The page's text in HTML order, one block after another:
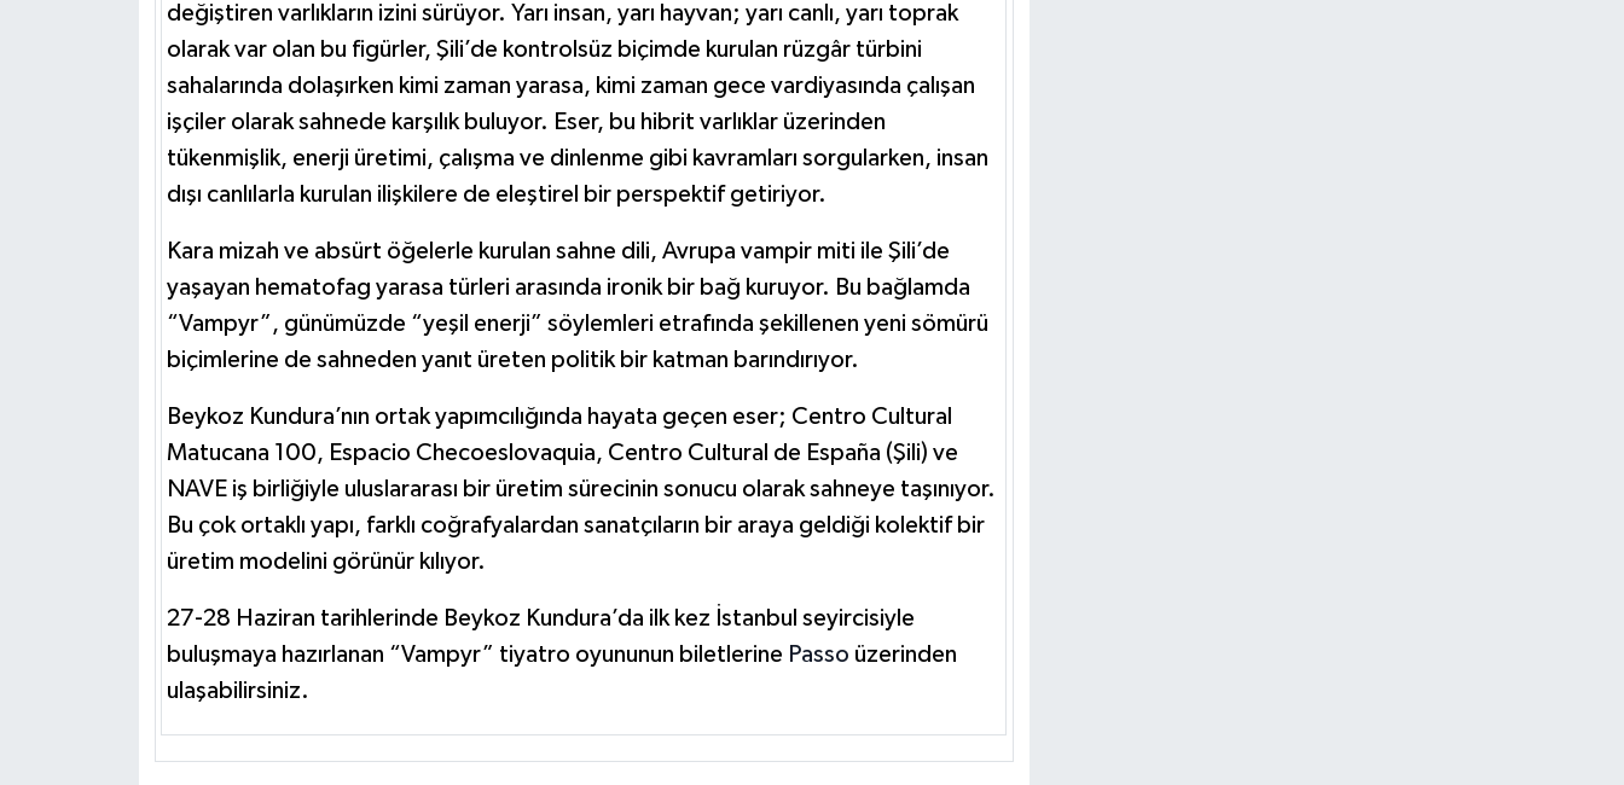
değiştiren varlıkların izini sürüyor. Yarı insan, yarı hayvan; yarı canlı, yarı toprak
olarak var olan bu figürler, Şili’de kontrolsüz biçimde kurulan rüzgâr türbini
sahalarında dolaşırken kimi zaman yarasa, kimi zaman gece vardiyasında çalışan
işçiler olarak sahnede karşılık buluyor. Eser, bu hibrit varlıklar üzerinden
tükenmişlik, enerji üretimi, çalışma ve dinlenme gibi kavramları sorgularken, insan
dışı canlılarla kurulan ilişkilere de eleştirel bir perspektif getiriyor.
Kara mizah ve absürt öğelerle kurulan sahne dili, Avrupa vampir miti ile Şili’de
yaşayan hematofag yarasa türleri arasında ironik bir bağ kuruyor. Bu bağlamda
“Vampyr”, günümüzde “yeşil enerji” söylemleri etrafında şekillenen yeni sömürü
biçimlerine de sahneden yanıt üreten politik bir katman barındırıyor.
Beykoz Kundura’nın ortak yapımcılığında hayata geçen eser; Centro Cultural
Matucana 100, Espacio Checoeslovaquia, Centro Cultural de España (Şili) ve
NAVE iş birliğiyle uluslararası bir üretim sürecinin sonucu olarak sahneye taşınıyor.
Bu çok ortaklı yapı, farklı coğrafyalardan sanatçıların bir araya geldiği kolektif bir
üretim modelini görünür kılıyor.
27-28 Haziran tarihlerinde Beykoz Kundura’da ilk kez İstanbul seyircisiyle
buluşmaya hazırlanan “Vampyr” tiyatro oyununun biletlerine Passo üzerinden
ulaşabilirsiniz.